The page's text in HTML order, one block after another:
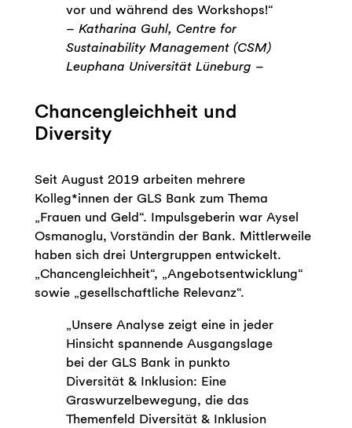
vor und während des Workshops!“
– Katharina Guhl, Centre for
Sustainability Management (CSM)
Leuphana Universität Lüneburg –
Chancengleichheit und
Diversity
Seit August 2019 arbeiten mehrere
Kolleg*innen der GLS Bank zum Thema
„Frauen und Geld“. Impulsgeberin war Aysel
Osmanoglu, Vorständin der Bank. Mittlerweile
haben sich drei Untergruppen entwickelt.
„Chancengleichheit“, „Angebotsentwicklung“
sowie „gesellschaftliche Relevanz“.
„Unsere Analyse zeigt eine in jeder
Hinsicht spannende Ausgangslage
bei der GLS Bank in punkto
Diversität & Inklusion: Eine
Graswurzelbewegung, die das
Themenfeld Diversität & Inklusion